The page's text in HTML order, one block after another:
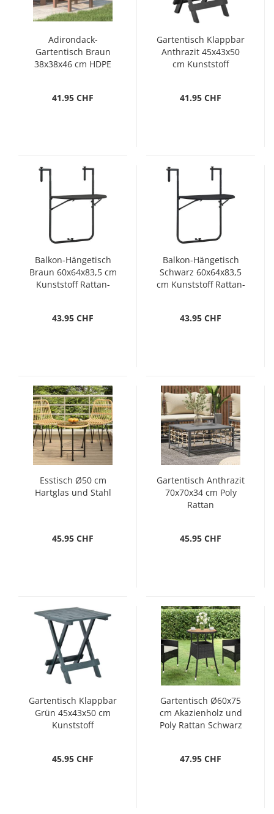
Adirondack-
Gartentisch Braun
38x38x46 cm HDPE
41.95 CHF
Gartentisch Klappbar
Anthrazit 45x43x50
cm Kunststoff
41.95 CHF
Balkon-Hängetisch
Braun 60x64x83,5 cm
Kunststoff Rattan-
43.95 CHF
Balkon-Hängetisch
Schwarz 60x64x83,5
cm Kunststoff Rattan-
43.95 CHF
Esstisch Ø50 cm
Hartglas und Stahl
45.95 CHF
Gartentisch Anthrazit
70x70x34 cm Poly
Rattan
45.95 CHF
Gartentisch Klappbar
Grün 45x43x50 cm
Kunststoff
45.95 CHF
Gartentisch Ø60x75
cm Akazienholz und
Poly Rattan Schwarz
47.95 CHF